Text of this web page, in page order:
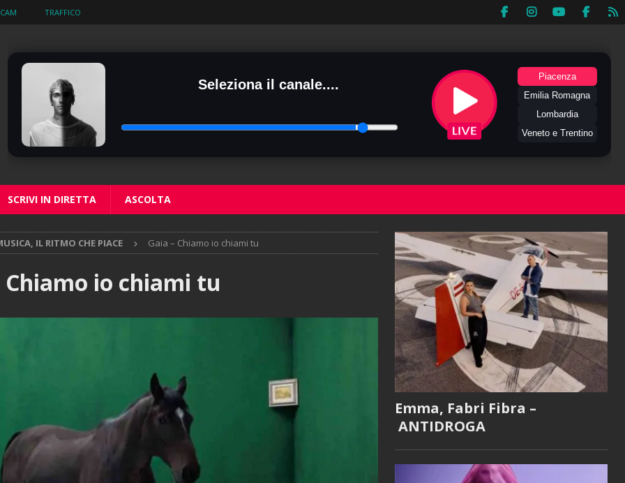
TRAFFICO
Seleziona il canale....
Piacenza
Emilia Romagna
Lombardia
Veneto e Trentino
SCRIVI IN DIRETTA ASCOLTA
IL RITMO CHE PIACE Gaia – Chiamo io chiami tu
Chiamo io chiami tu
Emma, Fabri Fibra –
ANTIDROGA